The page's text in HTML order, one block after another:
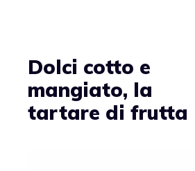
Dolci cotto e
mangiato, la
tartare di frutta